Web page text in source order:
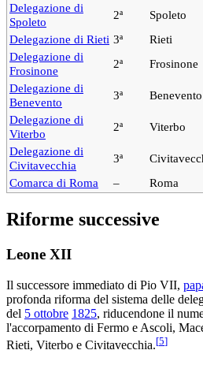
Delegazione di
Spoleto
2ª Spoleto
Delegazione di Rieti 3ª Rieti
Delegazione di
Frosinone
2ª Frosinone
Delegazione di
Benevento
3ª
Benevento
Delegazione di
Viterbo
2ª Viterbo
Delegazione di
Civitavecchia
3ª
Comarca di Roma
– Roma
Riforme successive
Leone XII
Il successore immediato di Pio VII,
profonda riforma del sistema delle
del 5 ottobre 1825, riducendone il
l'accorpamento di Fermo e Ascoli,
Rieti, Viterbo e Civitavecchia.[5]